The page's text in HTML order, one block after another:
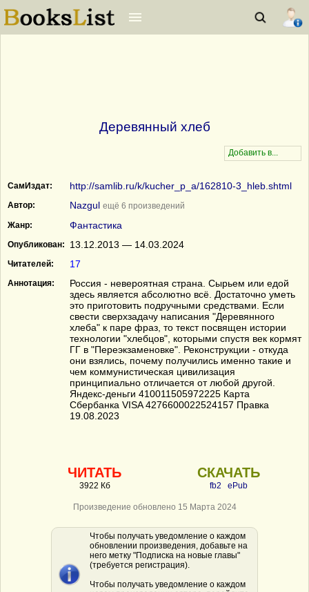
Деревянный хлеб
СамИздат: http://samlib.ru/k/kucher_p_a/162810-3_hleb.shtml
Автор: Nazgul ещё 6 произведений
Жанр:
Фантастика
Опубликован: 13.12.2013 — 14.03.2024
Читателей: 17
Аннотация:
Россия - невероятная страна. Сырьем или едой
здесь является абсолютно всё. Достаточно уметь
это приготовить подручными средствами. Если
свести сверхзадачу написания "Деревянного
хлеба" к паре фраз, то текст посвящен истории
технологии "хлебцов", которыми спустя век кормят
ГГ в "Переэкзаменовке". Реконструкции - откуда
они взялись, почему получились именно такие и
чем коммунистическая цивилизация
принципиально отличается от любой другой.
Яндекс-деньги 410011505972225 Карта
Сбербанка VISA 4276600022524157 Правка
19.08.2023
ЧИТАТЬ
3922 Кб
СКАЧАТЬ
fb2 ePub
Произведение обновлено 15 Марта 2024
Чтобы получать уведомление о каждом
обновлении произведения, добавьте на
него метку "Подписка на новые главы"
(требуется регистрация).
Чтобы получать уведомление о каждом